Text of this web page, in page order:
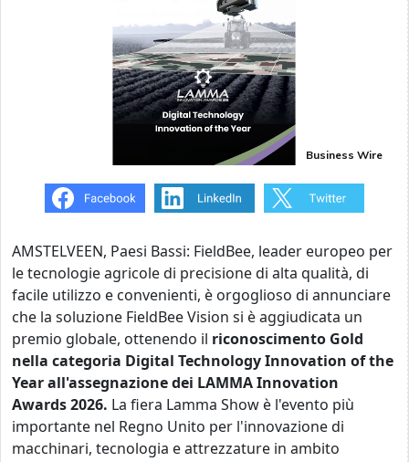
Business Wire
AMSTELVEEN, Paesi Bassi: FieldBee, leader europeo per
le tecnologie agricole di precisione di alta qualità, di
facile utilizzo e convenienti, è orgoglioso di annunciare
che la soluzione FieldBee Vision si è aggiudicata un
premio globale, ottenendo il riconoscimento Gold
nella categoria Digital TechnologyInnovation of the
Year all'assegnazione dei LAMMA Innovation
Awards 2026. La fiera Lamma Show è l'evento più
importante nel Regno Unito per l'innovazione di
macchinari, tecnologia e attrezzature in ambito